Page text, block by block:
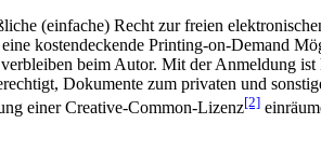
(einfache) Recht zur freien
kostendeckende Printing-on-Demand
beim Autor. Mit der Anmeldung
Dokumente zum privaten und
einer Creative-Common-Lizenz[2]